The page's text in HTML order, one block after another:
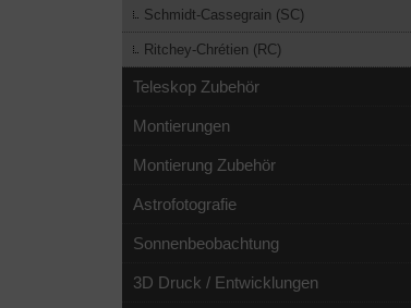
Schmidt-Cassegrain (SC)
Ritchey-Chrétien (RC)
Teleskop Zubehör
Montierungen
Montierung Zubehör
Astrofotografie
Sonnenbeobachtung
3D Druck / Entwicklungen